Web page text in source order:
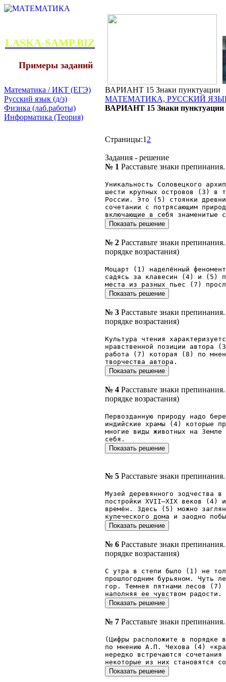
LASKA-SAMP.BIZ
Примеры заданий
Математика / ИКТ (ЕГЭ)
Русский язык (д/з)
Физика (лаб.работы)
Информатика (Теория)
ВАРИАНТ 15 Знаки пунктуации
МАТЕМАТИКА, РУССКИЙ
ВАРИАНТ 15 Знаки пунктуации
Страницы:1 2
Задания - решение
№ 1 Расставьте знаки
Уникальность Соловецкого
шести крупных островов (3) в
России. Это (5) стоянки
сочетании с потрясающим
включающие в себя знаменитые
№ 2 Расставьте знаки
порядке возрастания)
Моцарт (1) наделённый
садясь за клавесин (4) и (5)
места из разных пьес (7)
№ 3 Расставьте знаки
порядке возрастания)
Культура чтения
нравственной позиции автора
работа (7) которая (8) по
творчества автора.
№ 4 Расставьте знаки
порядке возрастания)
Первозданную природу надо
индийские храмы (4) которые
многие виды животных на
себя.
№ 5 Расставьте знаки
Музей деревянного зодчества
постройки XVII–XIX веков (4) и
времён. Здесь (5) можно
купеческого дома и заодно
№ 6 Расставьте знаки
порядке возрастания)
С утра в степи было (1) не
прошлогодним бурьяном. Чуть
гор. Темнея пятнами лесов
наполняя ее чувством радости.
№ 7 Расставьте знаки
(Цифры расположите в порядке
по мнению А.П. Чехова (4)
нередко встречаются
некоторые из них становятся